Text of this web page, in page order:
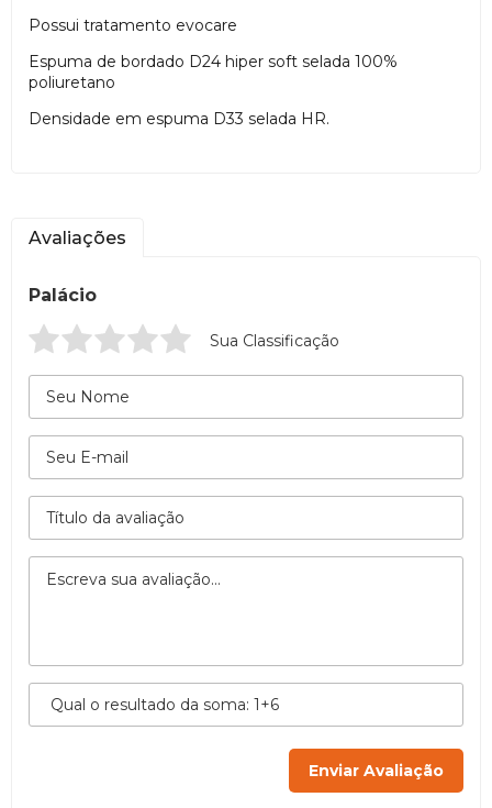
Possui tratamento evocare
Espuma de bordado D24 hiper soft selada 100%
poliuretano
Densidade em espuma D33 selada HR.
Avaliações
Palácio
Sua Classificação